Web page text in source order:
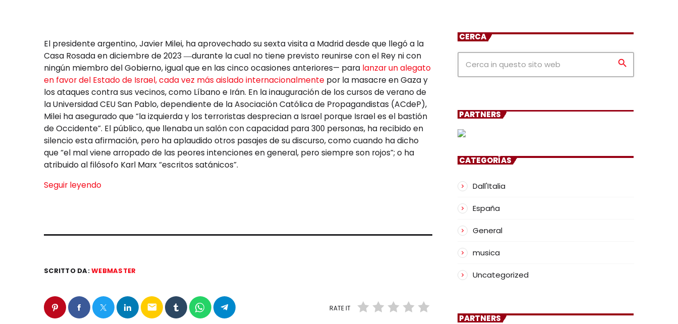
El presidente argentino, Javier Milei, ha aprovechado su sexta visita a Madrid desde que llegó a la
Casa Rosada en diciembre de 2023 ―durante la cual no tiene previsto reunirse con el Rey ni con
ningún miembro del Gobierno, igual que en las cinco ocasiones anteriores— para lanzar un alegato
en favor del Estado de Israel, cada vez más aislado internacionalmente por la masacre en Gaza y
los ataques contra sus vecinos, como Líbano e Irán. En la inauguración de los cursos de verano de
la Universidad CEU San Pablo, dependiente de la Asociación Católica de Propagandistas (ACdeP),
Milei ha asegurado que “la izquierda y los terroristas desprecian a Israel porque Israel es el bastión
de Occidente”. El público, que llenaba un salón con capacidad para 300 personas, ha recibido en
silencio esta afirmación, pero ha aplaudido otros pasajes de su discurso, como cuando ha dicho
que “el mal viene arropado de las peores intenciones en general, pero siempre son rojos”; o ha
atribuido al filósofo Karl Marx “escritos satánicos”.
Seguir leyendo
SCRITTO DA:WEBMASTER
email RATE IT
CERCA
search
PARTNERS
CATEGORÍAS
Dall'Italia
España
General
musica
Uncategorized
PARTNERS